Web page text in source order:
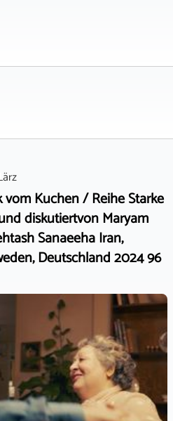
vom Kuchen / Reihe Starke
diskutiertvon Maryam
Sanaeeha Iran,
Deutschland 2024 96